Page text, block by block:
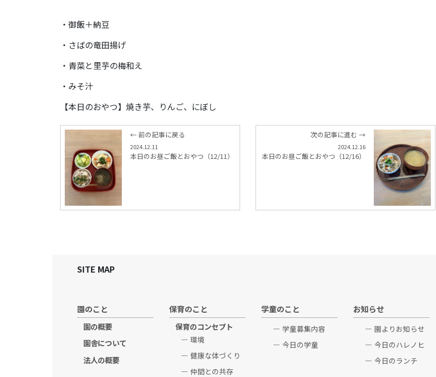
・御飯＋納豆
・さばの竜田揚げ
・青菜と里芋の梅和え
・みそ汁
【本日のおやつ】焼き芋、りんご、にぼし
← 前の記事に戻る
2024.12.11
本日のお昼ご飯とおやつ（12/11）
次の記事に進む →
2024.12.16
本日のお昼ご飯とおやつ（12/16）
SITE MAP
園のこと
園の概要
園舎について
法人の概要
保育のこと
保育のコンセプト
環境
健康な体づくり
仲間との共存
学童のこと
学童募集内容
今日の学童
お知らせ
園よりお知らせ
今日のハレノヒ
今日のランチ